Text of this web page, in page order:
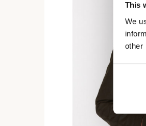
This
We
other